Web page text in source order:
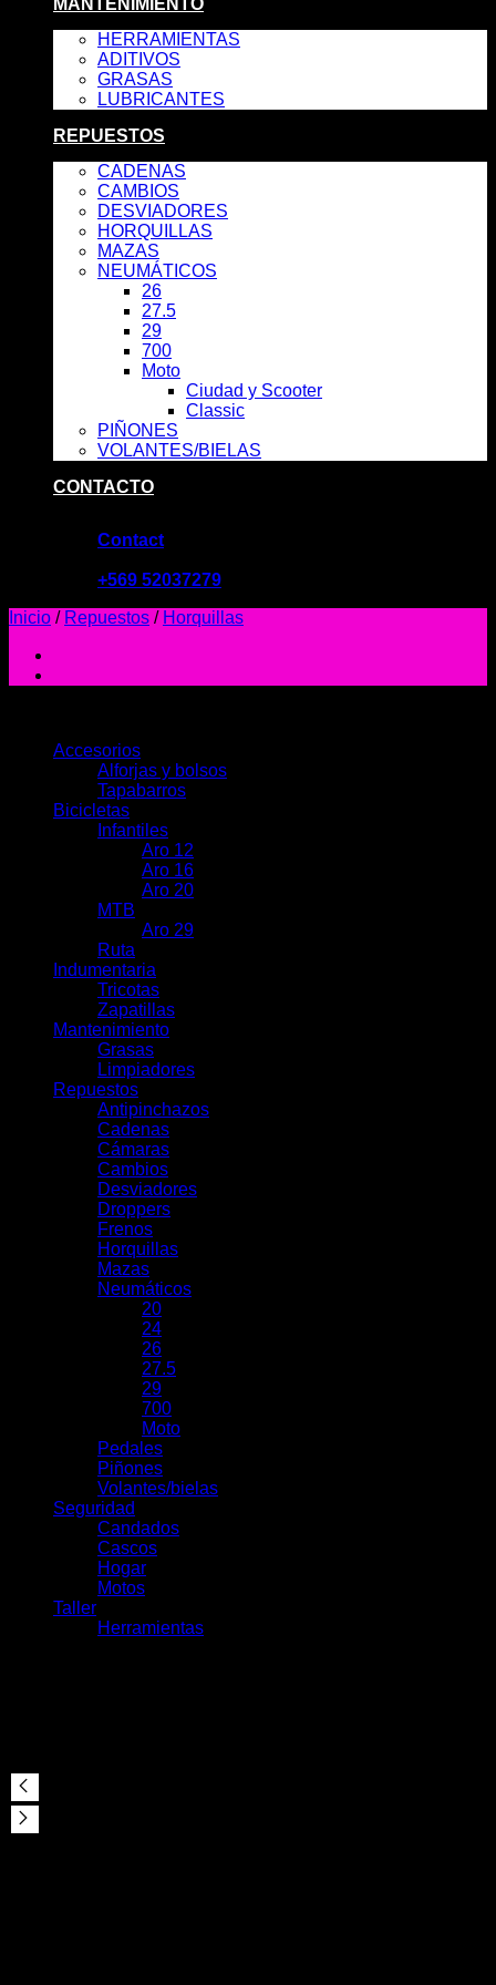
MANTENIMIENTO
HERRAMIENTAS
ADITIVOS
GRASAS
LUBRICANTES
REPUESTOS
CADENAS
CAMBIOS
DESVIADORES
HORQUILLAS
MAZAS
NEUMÁTICOS
26
27.5
29
700
Moto
Ciudad y Scooter
Classic
PIÑONES
VOLANTES/BIELAS
CONTACTO
Contact
+569 52037279
Inicio / Repuestos / Horquillas
Accesorios
Alforjas y bolsos
Tapabarros
Bicicletas
Infantiles
Aro 12
Aro 16
Aro 20
MTB
Aro 29
Ruta
Indumentaria
Tricotas
Zapatillas
Mantenimiento
Grasas
Limpiadores
Repuestos
Antipinchazos
Cadenas
Cámaras
Cambios
Desviadores
Droppers
Frenos
Horquillas
Mazas
Neumáticos
20
24
26
27.5
29
700
Moto
Pedales
Piñones
Volantes/bielas
Seguridad
Candados
Cascos
Hogar
Motos
Taller
Herramientas